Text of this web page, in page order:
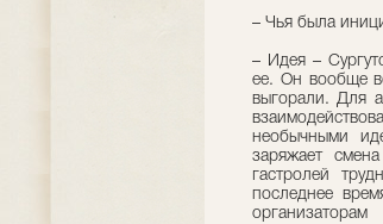
– Чья была
– Идея –
ее. Он вообще
выгорали. Для
необычными
заряжает
гастролей
последнее